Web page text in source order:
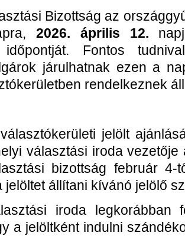
Bizottság az
2026. április 12.
időpontját. Fontos
járulhatnak ezen a
rendelkeznek
jelölt
választási iroda
bizottság február 4-
jelöltet állítani kívánó jelölő
iroda legkorábban
a jelöltként indulni